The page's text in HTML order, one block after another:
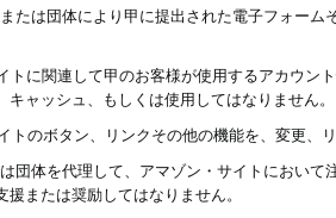
たは団体により甲に提出された電子フォー
トに関連して甲のお客様が使用するアカウン
ャッシュ、もしくは使用してはなりません。
トのボタン、リンクその他の機能を、変更、
団体を代理して、アマゾン・サイトにおい
または奨励してはなりません。